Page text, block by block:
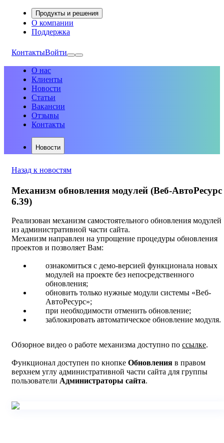
Продукты и решения
О компании
Поддержка
КонтактыВойти
О нас
Клиенты
Новости
Статьи
Вакансии
Отзывы
Контакты
Новости
Назад к новостям
Механизм обновления модулей (Веб-АвтоРесурс
6.39)
Реализован механизм самостоятельного обновления модулей
из административной части сайта.
Механизм направлен на упрощение процедуры обновления
проектов и позволяет Вам:
ознакомиться с демо-версией функционала новых
модулей на проекте без непосредственного
обновления;
обновить только нужные модули системы «Веб-
АвтоРесурс»;
при необходимости отменить обновление;
заблокировать автоматическое обновление модуля.
Обзорное видео о работе механизма доступно по ссылке.
Функционал доступен по кнопке Обновления в правом
верхнем углу административной части сайта для группы
пользователи Администраторы сайта.